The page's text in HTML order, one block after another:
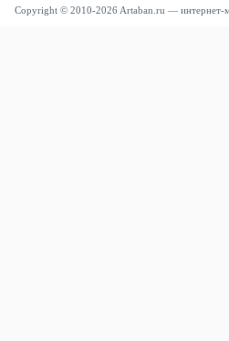
Copyright © 2010-2026 Artaban.ru — интернет-